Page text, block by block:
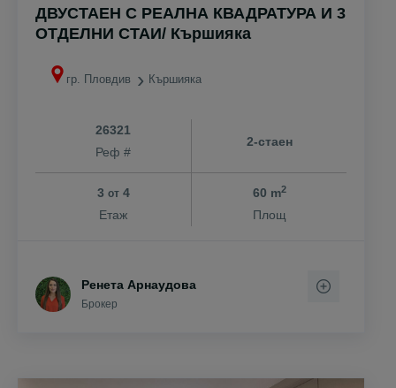
ДВУСТАЕН С РЕАЛНА КВАДРАТУРА И 3
ОТДЕЛНИ СТАИ/ Кършияка
гр. Пловдив Кършияка
26321
Реф #
2-стаен
3 от4
Етаж
60 m2
Площ
Ренета Арнаудова
Брокер